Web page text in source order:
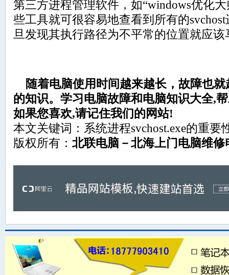
第三方进程管理软件，如“windows优化
些工具就可很容易地查看到所有的
旦发现其执行路径为不平常的位置就应
随着电脑使用时间越来越长，故障也
的知识。学习电脑故障和电脑知识大全,
如果您喜欢,请记住我们的网站!
本文关键词：系统进程svchost.exe的重要
版权所有： 北联电脑－北海上门电脑维修